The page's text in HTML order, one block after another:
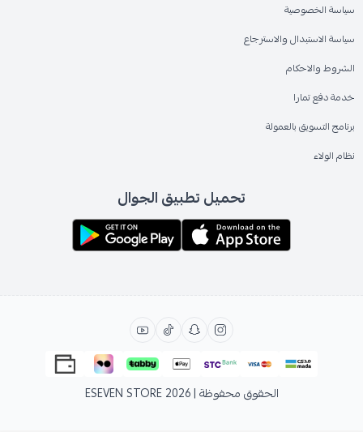
سياسة الخصوصية
سياسة الاستبدال والاسترجاع
الشروط والاحكام
خدمة دفع تمارا
برنامج التسويق بالعمولة
نظام الولاء
تحميل تطبيق الجوال
الحقوق محفوظة | 2026 ESEVEN STORE